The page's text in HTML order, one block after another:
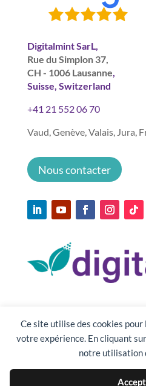
Ce site utilise des cookies
votre expérience. En cliquant
notre utilisation
Digitalmint SarL,
Rue du Simplon 37,
CH - 1006 Lausanne,
Suisse, Switzerland
+41 21 552 06 70
Vaud, Genève, Valais, Jura,
Nous contacter